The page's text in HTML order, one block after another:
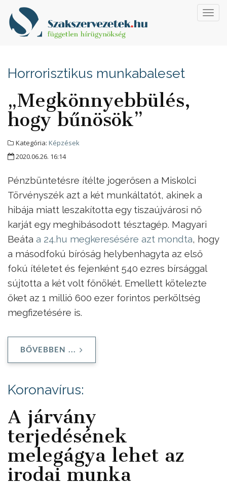
Horrorisztikus munkabaleset
„Megkönnyebbülés,
hogy bűnösök”
Kategória: Képzések
2020.06.26. 16:14
Pénzbüntetésre ítélte jogerősen a Miskolci
Törvényszék azt a két munkáltatót, akinek a
hibája miatt leszakította egy tiszaújvárosi nő
karját egy meghibásodott tésztagép. Magyari
Beáta a 24.hu megkeresésére azt mondta, hogy
a másodfokú bíróság helybenhagyta az első
fokú ítéletet és fejenként 540 ezres bírsággal
sújtotta a két volt főnökét. Emellett kötelezte
őket az 1 millió 600 ezer forintos perköltség
megfizetésére is.
BŐVEBBEN ...
Koronavírus:
A járvány
terjedésének
melegágya lehet az
irodai munka